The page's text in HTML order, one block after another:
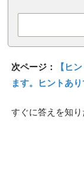
次ページ：
【ヒ
ます。ヒントあ
すぐに答えを知